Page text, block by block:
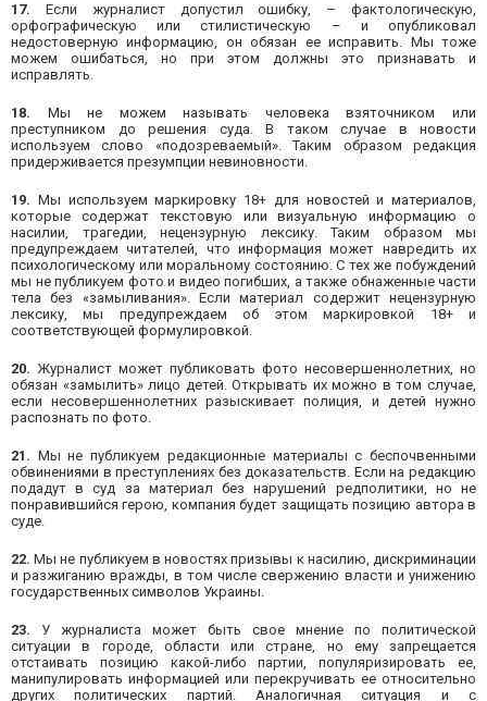
17. Если журналист допустил ошибку, – фактологическую,
орфографическую или стилистическую – и опубликовал
недостоверную информацию, он обязан ее исправить. Мы тоже
можем ошибаться, но при этом должны это признавать и
исправлять.
18. Мы не можем называть человека взяточником или
преступником до решения суда. В таком случае в новости
используем слово «подозреваемый». Таким образом редакция
придерживается презумпции невиновности.
19. Мы используем маркировку 18+ для новостей и материалов,
которые содержат текстовую или визуальную информацию о
насилии, трагедии, нецензурную лексику. Таким образом мы
предупреждаем читателей, что информация может навредить их
психологическому или моральному состоянию. С тех же побуждений
мы не публикуем фото и видео погибших, а также обнаженные части
тела без «замыливания». Если материал содержит нецензурную
лексику, мы предупреждаем об этом маркировкой 18+ и
соответствующей формулировкой.
20. Журналист может публиковать фото несовершеннолетних, но
обязан «замылить» лицо детей. Открывать их можно в том случае,
если несовершеннолетних разыскивает полиция, и детей нужно
распознать по фото.
21. Мы не публикуем редакционные материалы с беспочвенными
обвинениями в преступлениях без доказательств. Если на редакцию
подадут в суд за материал без нарушений редполитики, но не
понравившийся герою, компания будет защищать позицию автора в
суде.
22. Мы не публикуем в новостях призывы к насилию, дискриминации
и разжиганию вражды, в том числе свержению власти и унижению
государственных символов Украины.
23. У журналиста может быть свое мнение по политической
ситуации в городе, области или стране, но ему запрещается
отстаивать позицию какой-либо партии, популяризировать ее,
манипулировать информацией или перекручивать ее относительно
других политических партий. Аналогичная ситуация и с